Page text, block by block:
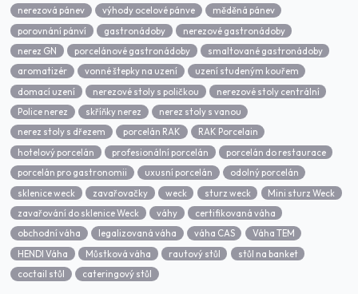
nerezová pánev
výhody ocelové pánve
měděná pánev
porovnání pánví
gastronádoby
nerezové gastronádoby
nerez GN
porcelánové gastronádoby
smaltované gastronádoby
aromatizér
vonné štepky na uzení
uzení studeným kouřem
domací uzení
nerezové stoly s poličkou
nerezové stoly centrální
Police nerez
skříňky nerez
nerez stoly s vanou
nerez stoly s dřezem
porcelán RAK
RAK Porcelain
hotelový porcelán
profesionální porcelán
porcelán do restaurace
porcelán pro gastronomii
uxusní porcelán
odolný porcelán
sklenice weck
zavařovačky weck sturz weck
Mini sturz Weck
zavařování do sklenice Weck
váhy
certifikovaná váha
obchodní váha
legalizovaná váha váha CAS
Váha TEM
HENDI Váha
Můstková váha rautový stůl
stůl na banket
coctail stůl
cateringový stůl